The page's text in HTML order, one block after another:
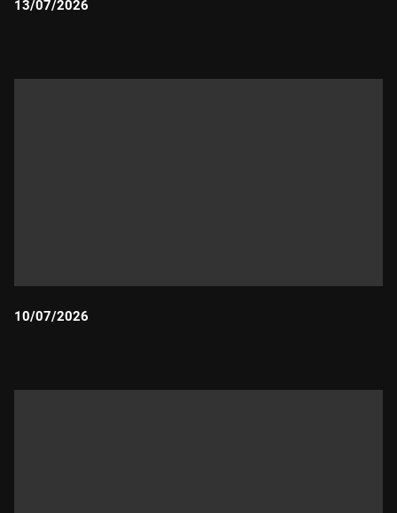
13/07/2026
10/07/2026